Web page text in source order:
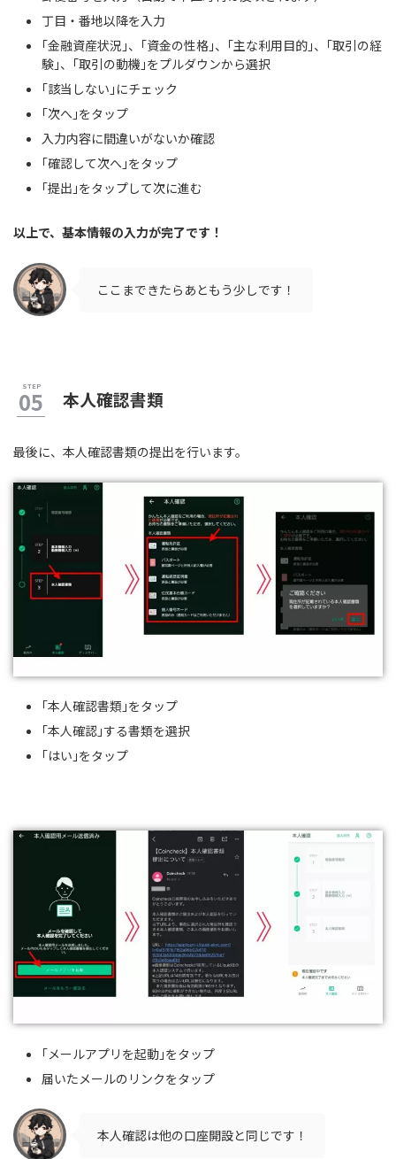
丁目・番地以降を入力
｢金融資産状況｣、｢資金の性格｣、｢主な利用目的｣、｢取引の経
験｣、｢取引の動機｣をプルダウンから選択
｢該当しない｣にチェック
｢次へ｣をタップ
入力内容に間違いがないか確認
｢確認して次へ｣をタップ
｢提出｣をタップして次に進む
以上で、基本情報の入力が完了です！
ここまできたらあともう少しです！
本人確認書類
最後に、本人確認書類の提出を行います。
｢本人確認書類｣をタップ
｢本人確認｣する書類を選択
｢はい｣をタップ
｢メールアプリを起動｣をタップ
届いたメールのリンクをタップ
本人確認は他の口座開設と同じです！